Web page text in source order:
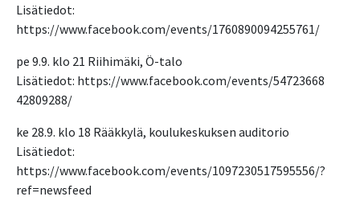
Lisätiedot:
https://www.facebook.com/events/1760890094255761/
pe 9.9. klo 21 Riihimäki, Ö-talo
Lisätiedot: https://www.facebook.com/events/54723668
42809288/
ke 28.9. klo 18 Rääkkylä, koulukeskuksen auditorio
Lisätiedot:
https://www.facebook.com/events/1097230517595556/?
ref=newsfeed